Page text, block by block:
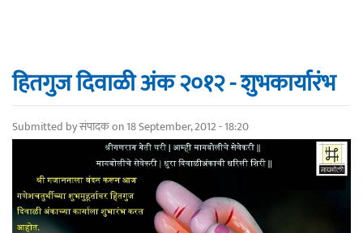
हितगुज दिवाळी अंक २०१२ - शुभकार्यारंभ
Submitted byसंपादकon 18 September, 2012 - 18:20